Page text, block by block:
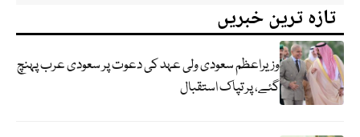
تازہ ترین خبریں
وزیراعظم سعودی ولی عہد کی دعوت پر سعودی عرب پہنچ
گئے، پر تپاک استقبال